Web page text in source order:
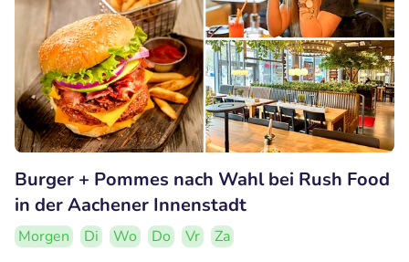
Burger + Pommes nach Wahl bei Rush Food
in der Aachener Innenstadt
Morgen Di Wo Do Vr
Za